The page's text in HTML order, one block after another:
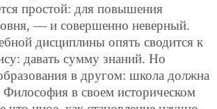
простой: для повышения
— и совершенно неверный.
дисциплины опять сводится к
давать сумму знаний. Но
в другом: школа должна
в своем историческом